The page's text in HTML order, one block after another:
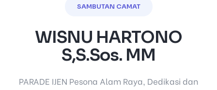
SAMBUTAN CAMAT
WISNU HARTONO
S,S.Sos. MM
PARADE IJEN Pesona Alam Raya, Dedikasi dan